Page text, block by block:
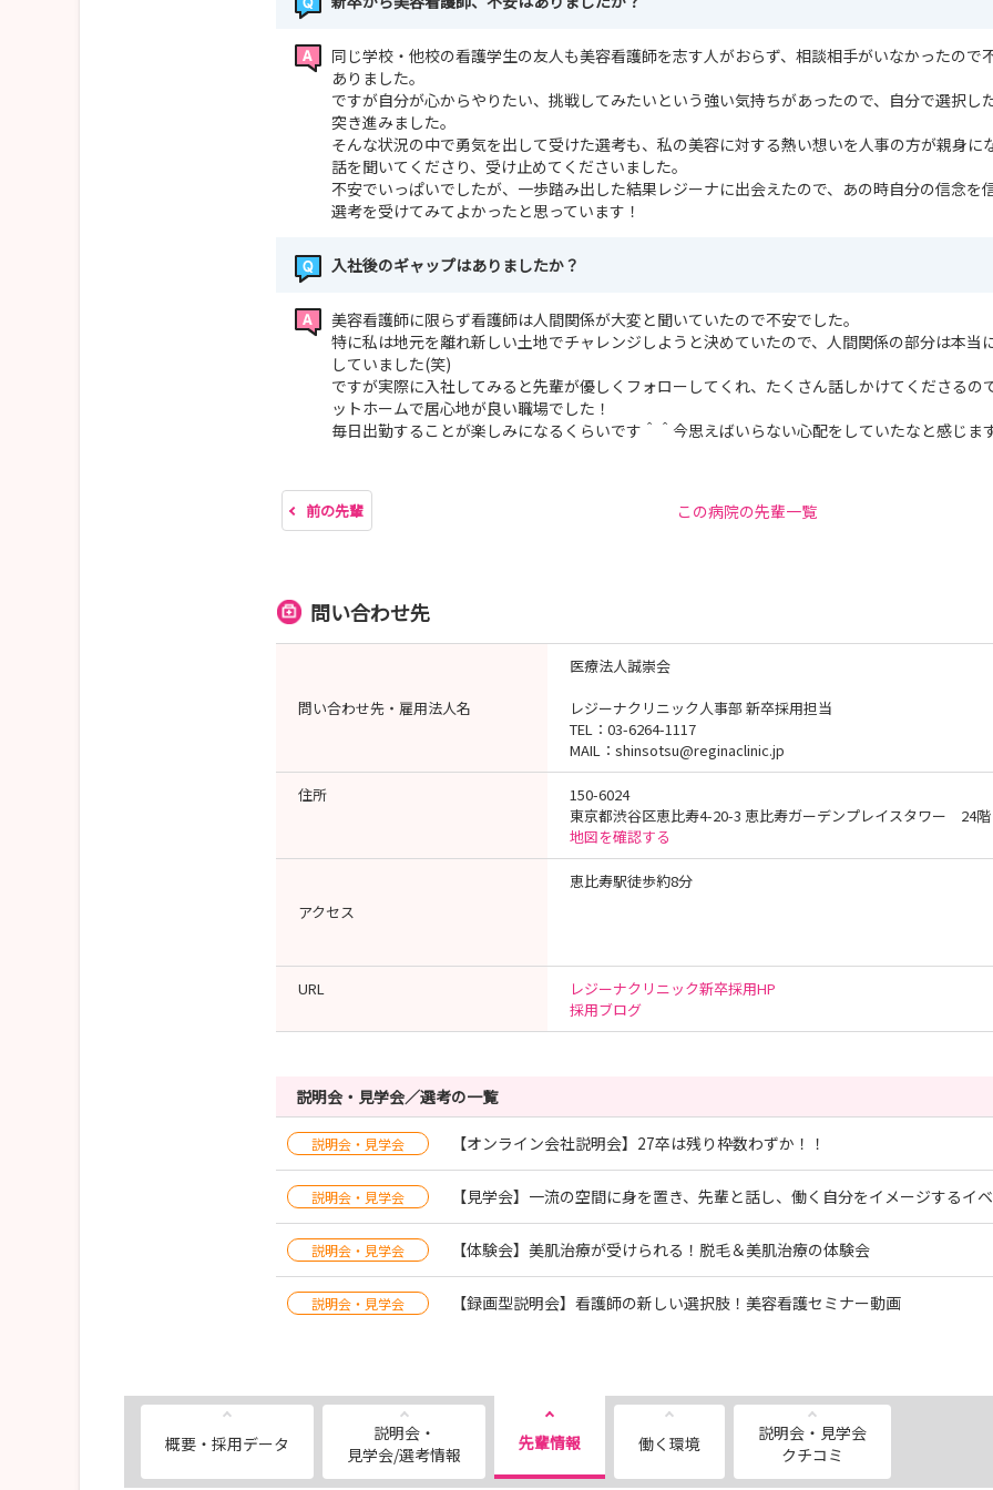
同じ学校・他校の看護学生の友人も美容看護師を志す人がおらず、相談相手がいなかったので
ありました。
ですが自分が心からやりたい、挑戦してみたいという強い気持ちがあったので、自分で選択し
突き進みました。
そんな状況の中で勇気を出して受けた選考も、私の美容に対する熱い想いを人事の方が親身に
話を聞いてくださり、受け止めてくださいました。
不安でいっぱいでしたが、一歩踏み出した結果レジーナに出会えたので、あの時自分の信念を
選考を受けてみてよかったと思っています！
入社後のギャップはありましたか？
美容看護師に限らず看護師は人間関係が大変と聞いていたので不安でした。
特に私は地元を離れ新しい土地でチャレンジしようと決めていたので、人間関係の部分は本当
していました(笑)
ですが実際に入社してみると先輩が優しくフォローしてくれ、たくさん話しかけてくださるの
ットホームで居心地が良い職場でした！
毎日出勤することが楽しみになるくらいです＾＾今思えばいらない心配をしていたなと感じま
前の先輩 この病院の先輩一覧
問い合わせ先
問い合わせ先・雇用法人名
医療法人誠崇会
レジーナクリニック人事部 新卒採用担当
TEL：03-6264-1117
MAIL：shinsotsu@reginaclinic.jp
住所
150-6024
東京都渋谷区恵比寿4-20-3 恵比寿ガーデンプレイスタワー 24階
地図を確認する
アクセス
恵比寿駅徒歩約8分
URL
レジーナクリニック新卒採用HP
採用ブログ
説明会・見学会／選考の一覧
説明会・見学会 【オンライン会社説明会】27卒は残り枠数わずか！！
説明会・見学会 【見学会】一流の空間に身を置き、先輩と話し、働く自分をイメージするイ
説明会・見学会 【体験会】美肌治療が受けられる！脱毛＆美肌治療の体験会
説明会・見学会 【録画型説明会】看護師の新しい選択肢！美容看護セミナー動画
概要・採用データ
説明会・
見学会/選考情報
先輩情報 働く環境
説明会・見学会
クチコミ